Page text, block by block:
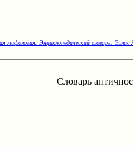
мифология. Энциклопедический словарь. Эллис
Словарь